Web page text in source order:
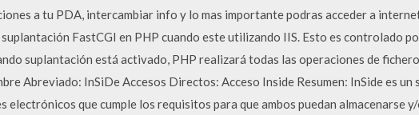
a tu PDA, intercambiar info y lo mas importante podras acceder a
FastCGI en PHP cuando este utilizando IIS. Esto es controlado
suplantación está activado, PHP realizará todas las operaciones de
Abreviado: InSiDe Accesos Directos: Acceso Inside Resumen: InSide es
electrónicos que cumple los requisitos para que ambos puedan almacenarse